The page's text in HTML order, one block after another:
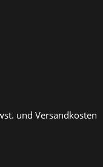
und Versandkosten